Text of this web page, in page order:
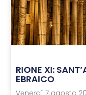
RIONE XI:
EBRAICO
Venerdì 7 agosto